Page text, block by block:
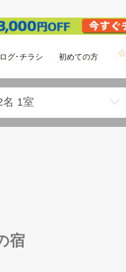
グ･チラシ 初めての方
名 1室
宿